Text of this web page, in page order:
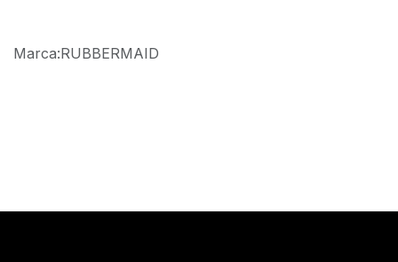
Marca:RUBBERMAID